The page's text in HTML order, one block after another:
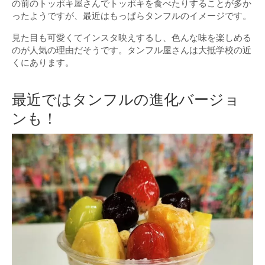
の前のトッポキ屋さんでトッポキを食べたりすることが多か
ったようですが、最近はもっぱらタンフルのイメージです。
見た目も可愛くてインスタ映えするし、色んな味を楽しめる
のが人気の理由だそうです。タンフル屋さんは大抵学校の近
くにあります。
最近ではタンフルの進化バージョ
ンも！